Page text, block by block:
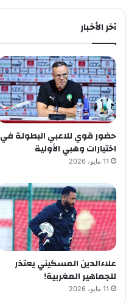
آخر الأخبار
حضور قوي للاعبي البطولة في
اختيارات وهبي الأولية
11 مايو، 2026
علاءالدين المسكيني يعتذر
للجماهير المغربية!
11 مايو، 2026